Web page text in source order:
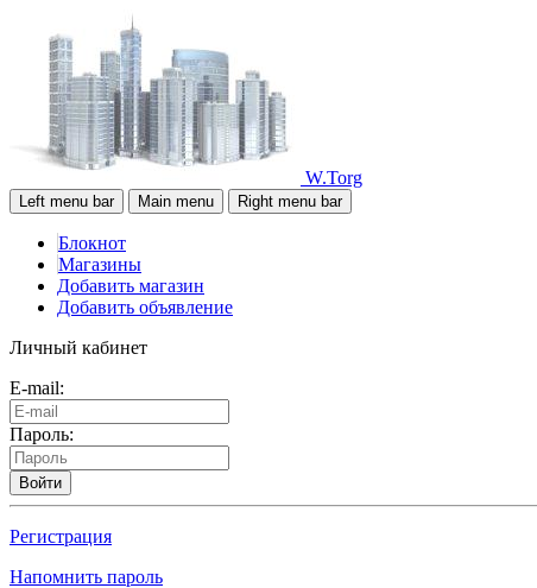
W.Torg
Left menu bar Main menu Right menu bar
Блокнот
Магазины
Добавить магазин
Добавить объявление
Личный кабинет
E-mail:
Пароль:
Войти
Регистрация
Напомнить пароль